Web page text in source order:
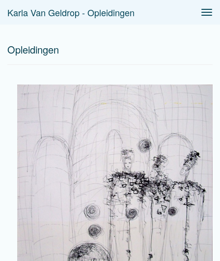
Karla Van Geldrop - Opleidingen
Opleidingen